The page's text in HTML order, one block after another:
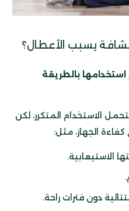
يسبب الأعطال؟
استخدامها بالطريقة
الاستخدام المتكرر، لكن
الجهاز، مثل:
الاستيعابية.
دون فترات راحة.